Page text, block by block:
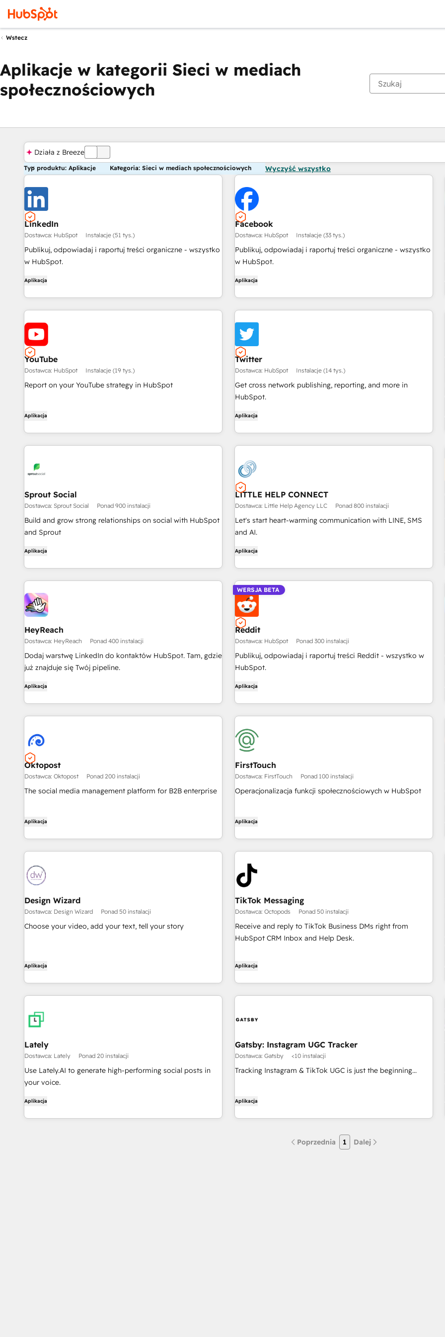
Wstecz
Aplikacje w kategorii Sieci w mediach
społecznościowych
Działa z BreezeWYŁ
Typ produktu: Aplikacje Kategoria: Sieci w mediach społecznościowych Wyczyść wszystko
LinkedIn
Dostawca: HubSpot Instalacje (51 tys.)
Publikuj, odpowiadaj i raportuj treści organiczne - wszystko
w HubSpot.
Aplikacja
Facebook
Dostawca: HubSpot Instalacje (33 tys.)
Publikuj, odpowiadaj i raportuj treści organiczne - wszystko
w HubSpot.
Aplikacja
YouTube
Dostawca: HubSpot Instalacje (19 tys.)
Report on your YouTube strategy in HubSpot
Aplikacja
Twitter
Dostawca: HubSpot Instalacje (14 tys.)
Get cross network publishing, reporting, and more in
HubSpot.
Aplikacja
Sprout Social
Dostawca: Sprout Social Ponad 900 instalacji
Build and grow strong relationships on social with HubSpot
and Sprout
Aplikacja
LITTLE HELP CONNECT
Dostawca: Little Help Agency LLC Ponad 800 instalacji
Let's start heart-warming communication with LINE, SMS
and AI.
Aplikacja
HeyReach
Dostawca: HeyReach Ponad 400 instalacji
Dodaj warstwę LinkedIn do kontaktów HubSpot. Tam, gdzie
już znajduje się Twój pipeline.
Aplikacja
WERSJA BETA
Reddit
Dostawca: HubSpot Ponad 300 instalacji
Publikuj, odpowiadaj i raportuj treści Reddit - wszystko w
HubSpot.
Aplikacja
Oktopost
Dostawca: Oktopost Ponad 200 instalacji
The social media management platform for B2B enterprise
Aplikacja
FirstTouch
Dostawca: FirstTouch Ponad 100 instalacji
Operacjonalizacja funkcji społecznościowych w HubSpot
Aplikacja
Design Wizard
Dostawca: Design Wizard Ponad 50 instalacji
Choose your video, add your text, tell your story
Aplikacja
TikTok Messaging
Dostawca: Octopods Ponad 50 instalacji
Receive and reply to TikTok Business DMs right from
HubSpot CRM Inbox and Help Desk.
Aplikacja
Lately
Dostawca: Lately Ponad 20 instalacji
Use Lately.AI to generate high-performing social posts in
your voice.
Aplikacja
Gatsby: Instagram UGC Tracker
Dostawca: Gatsby <10 instalacji
Tracking Instagram & TikTok UGC is just the beginning...
Aplikacja
Poprzednia
Obecnie jesteśStrona
1 Dalej